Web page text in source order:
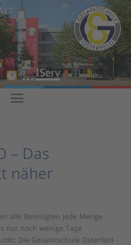
! !
– Das
näher
alle Beteiligten jede Menge
nur noch wenige Tage
Die Gesamtschule Osterfeld